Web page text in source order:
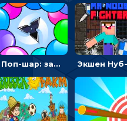
Поп-шар: запускать колючку, чтобы лопать воздушные шарики